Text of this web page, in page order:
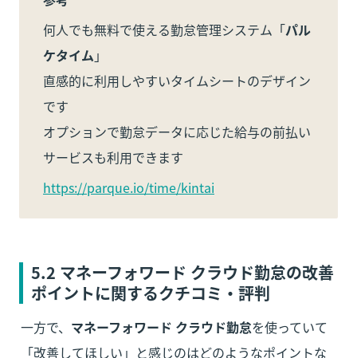
何人でも無料で使える勤怠管理システム「パル
ケタイム 」
直感的に利用しやすいタイムシートのデザイン
です
オプションで勤怠データに応じた給与の前払い
サービスも利用できます
https://parque.io/time/kintai
5.2 マネーフォワード クラウド勤怠の改善
ポイントに関するクチコミ・評判
一方で、 マネーフォワード クラウド勤怠を使っていて
「改善してほしい」と感じのはどのようなポイントな